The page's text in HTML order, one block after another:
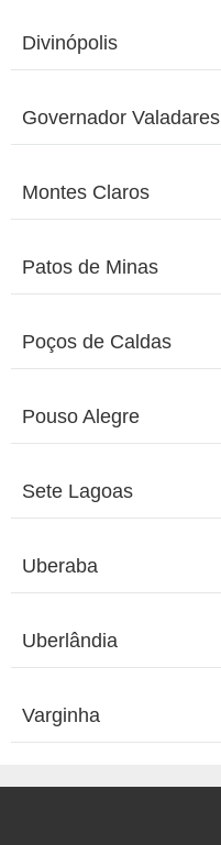
Divinópolis
Governador Valadares
Montes Claros
Patos de Minas
Poços de Caldas
Pouso Alegre
Sete Lagoas
Uberaba
Uberlândia
Varginha